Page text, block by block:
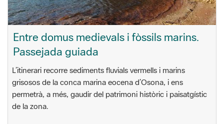
Entre domus medievals i fòssils marins.
Passejada guiada
L’itinerari recorre sediments fluvials vermells i marins
grisosos de la conca marina eocena d’Osona, i ens
permetrà, a més, gaudir del patrimoni històric i paisatgístic
de la zona.